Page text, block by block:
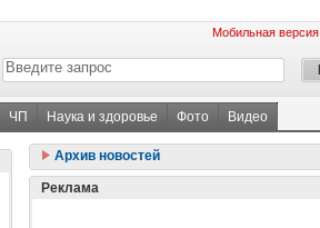
Мобильная версия
ЧП Наука и здоровье Фото Видео
Архив новостей
Реклама